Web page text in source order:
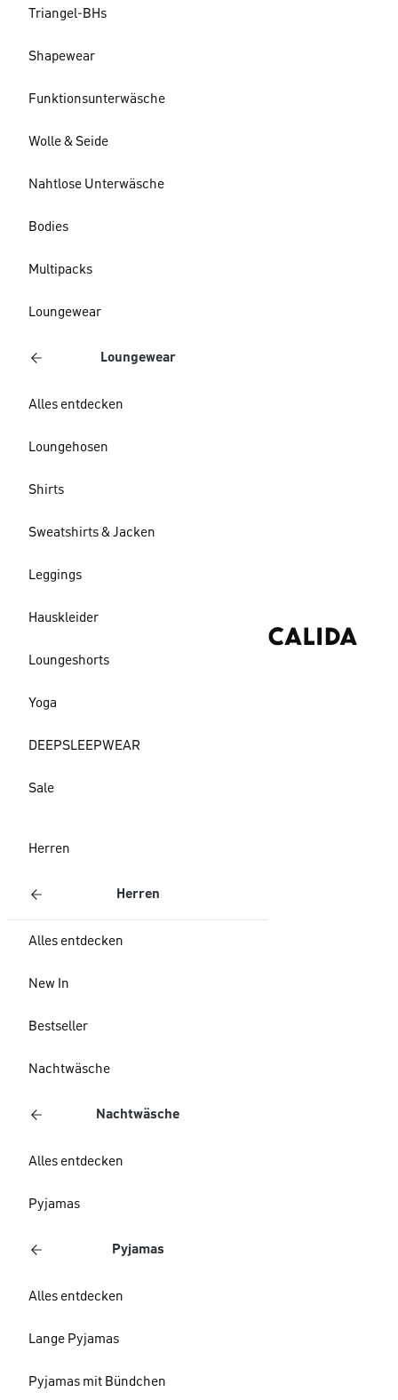
Triangel-BHs
Shapewear
Funktionsunterwäsche
Wolle & Seide
Nahtlose Unterwäsche
Bodies
Multipacks
Loungewear
Loungewear
Alles entdecken
Loungehosen
Shirts
Sweatshirts & Jacken
Leggings
Hauskleider
Loungeshorts
Yoga
DEEPSLEEPWEAR
Sale
Herren
Herren
Alles entdecken
New In
Bestseller
Nachtwäsche
Nachtwäsche
Alles entdecken
Pyjamas
Pyjamas
Alles entdecken
Lange Pyjamas
Pyjamas mit Bündchen